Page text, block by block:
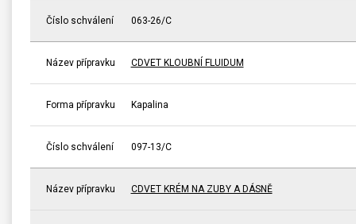
Číslo schválení 063-26/C
Název přípravku CDVET KLOUBNÍ FLUIDUM
Forma přípravku Kapalina
Číslo schválení 097-13/C
Název přípravku CDVET KRÉM NA ZUBY A DÁSNĚ